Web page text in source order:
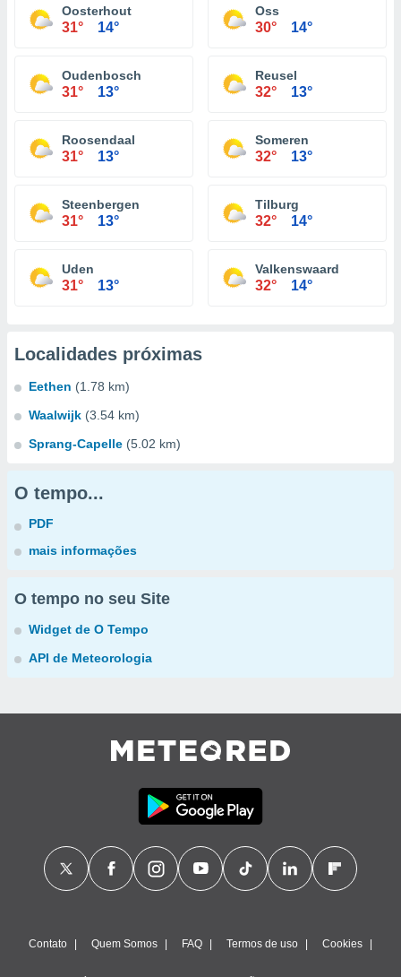
Oosterhout
31° 14°
Oss
30° 14°
Oudenbosch
31° 13°
Reusel
32° 13°
Roosendaal
31° 13°
Someren
32° 13°
Steenbergen
31° 13°
Tilburg
32° 14°
Uden
31° 13°
Valkenswaard
32° 14°
Localidades próximas
Eethen (1.78 km)
Waalwijk (3.54 km)
Sprang-Capelle (5.02 km)
O tempo...
PDF
mais informações
O tempo no seu Site
Widget de O Tempo
API de Meteorologia
Contato Quem Somos FAQ Termos de uso Cookies